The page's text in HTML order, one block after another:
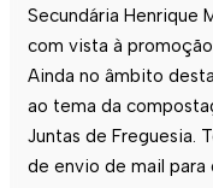
Secundária Henrique
com vista à
Ainda no âmbito
ao tema da
Juntas de Freguesia.
de envio de mail para